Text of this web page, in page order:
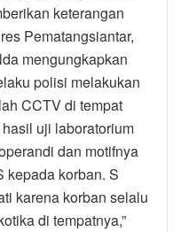
keterangan
Pematangsiantar,
mengungkapkan
polisi melakukan
CCTV di tempat
uji laboratorium
dan motifnya
kepada korban. S
karena korban selalu
di tempatnya,”